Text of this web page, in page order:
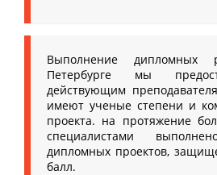
Выполнение дипломных
Петербурге мы
действующим
имеют ученые степени и
проекта. на протяжение
специалистами
дипломных проектов,
балл.